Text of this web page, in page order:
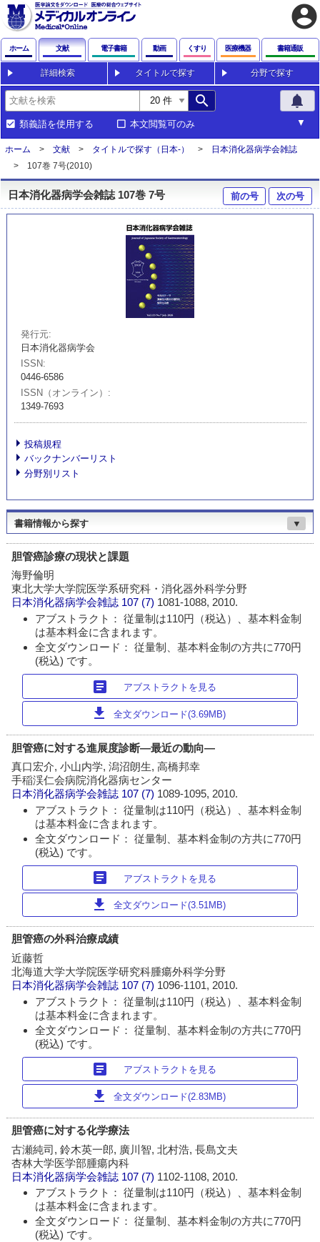
account_circle
ホーム 文献 電子書籍 動画 くすり 医療機器 書籍通販
詳細検索 タイトルで探す 分野で探す
search notifications
類義語を使用する 本文閲覧可のみ
ホーム 文献 タイトルで探す（日本-）
日本消化器病学会雑誌
107巻 7号(2010)
日本消化器病学会雑誌 107巻 7号 前の号 次の号
発行元
日本消化器病学会
ISSN
0446-6586
ISSN（オンライン）
1349-7693
投稿規程
バックナンバーリスト
分野別リスト
書籍情報から探す ▼
胆管癌診療の現状と課題
海野倫明
東北大学大学院医学系研究科・消化器外科学分野
日本消化器病学会雑誌 107 (7) 1081-1088, 2010.
アブストラクト： 従量制は110円（税込）、基本料金制
は基本料金に含まれます。
全文ダウンロード： 従量制、基本料金制の方共に770円
(税込) です。
article アブストラクトを見る
download 全文ダウンロード(3.69MB)
胆管癌に対する進展度診断―最近の動向―
真口宏介, 小山内学, 潟沼朗生, 高橋邦幸
手稲渓仁会病院消化器病センター
日本消化器病学会雑誌 107 (7) 1089-1095, 2010.
アブストラクト： 従量制は110円（税込）、基本料金制
は基本料金に含まれます。
全文ダウンロード： 従量制、基本料金制の方共に770円
(税込) です。
article アブストラクトを見る
download 全文ダウンロード(3.51MB)
胆管癌の外科治療成績
近藤哲
北海道大学大学院医学研究科腫瘍外科学分野
日本消化器病学会雑誌 107 (7) 1096-1101, 2010.
アブストラクト： 従量制は110円（税込）、基本料金制
は基本料金に含まれます。
全文ダウンロード： 従量制、基本料金制の方共に770円
(税込) です。
article アブストラクトを見る
download 全文ダウンロード(2.83MB)
胆管癌に対する化学療法
古瀬純司, 鈴木英一郎, 廣川智, 北村浩, 長島文夫
杏林大学医学部腫瘍内科
日本消化器病学会雑誌 107 (7) 1102-1108, 2010.
アブストラクト： 従量制は110円（税込）、基本料金制
は基本料金に含まれます。
全文ダウンロード： 従量制、基本料金制の方共に770円
(税込) です。